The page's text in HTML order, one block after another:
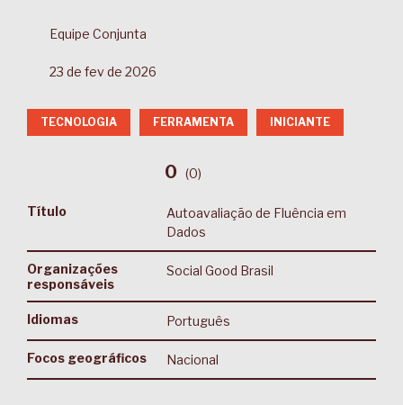
Equipe Conjunta
23 de fev de 2026
TECNOLOGIA FERRAMENTA INICIANTE
0 (0)
Título
Autoavaliação de Fluência em
Dados
Organizações
responsáveis
Social Good Brasil
Idiomas Português
Focos geográficos Nacional